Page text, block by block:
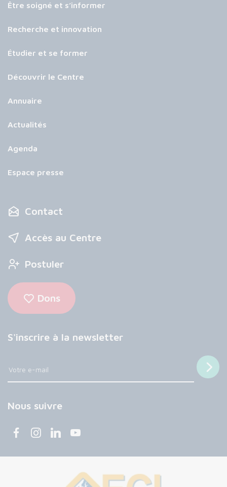
Être soigné et s’informer
Recherche et innovation
Étudier et se former
Découvrir le Centre
Annuaire
Actualités
Agenda
Espace presse
Contact
Accès au Centre
Postuler
Dons
S'inscrire à la newsletter
Nous suivre